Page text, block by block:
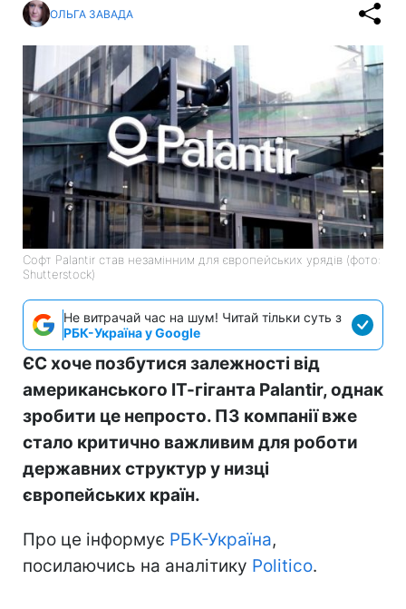
ОЛЬГА ЗАВАДА
Софт Palantir став незамінним для європейських урядів (фото:
Shutterstock)
Не витрачай час на шум! Читай тільки суть з
РБК-Україна у Google
ЄС хоче позбутися залежності від
американського ІТ-гіганта Palantir, однак
зробити це непросто. ПЗ компанії вже
стало критично важливим для роботи
державних структур у низці
європейських країн.
Про це інформує РБК-Україна,
посилаючись на аналітику Politico.